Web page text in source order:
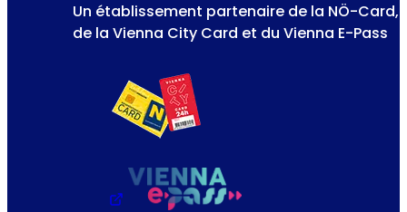
Un établissement partenaire de la NÖ-Card,
de la Vienna City Card et du Vienna E-Pass